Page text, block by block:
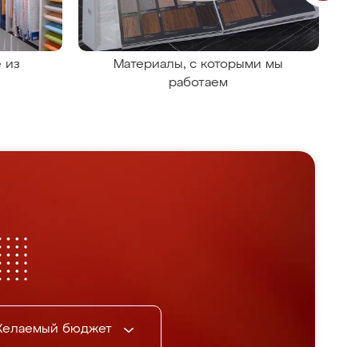
из
Материалы, с которыми мы
работаем
бюджет